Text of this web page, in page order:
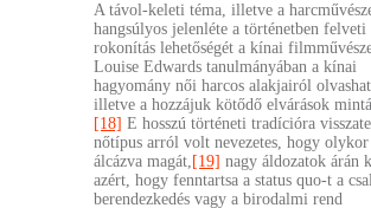
A távol-keleti téma, illetve a
hangsúlyos jelenléte a történetben felveti
rokonítás lehetőségét a kínai
Louise Edwards tanulmányában a kínai
hagyomány női harcos alakjairól
illetve a hozzájuk kötődő elvárások
[18] E hosszú történeti tradícióra
nőtípus arról volt nevezetes, hogy
álcázva magát, [19] nagy áldozatok árán
azért, hogy fenntartsa a status quo-t a
berendezkedés vagy a birodalmi rend